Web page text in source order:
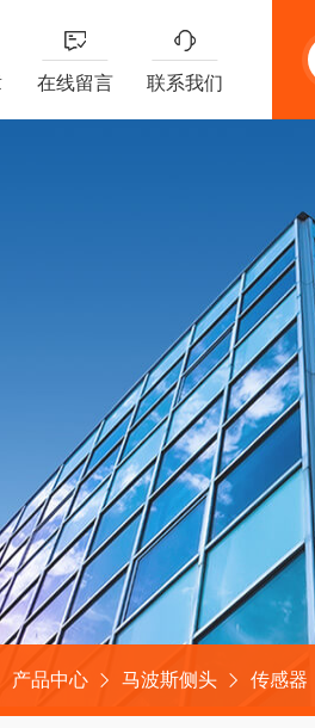
在线留言 联系我们
产品中心 马波斯侧头 传感器